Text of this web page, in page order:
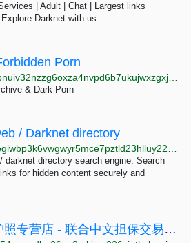
| Adult | Chat | Largest links
Darknet with us.
Porn
& Dark Porn
/ Darknet directory
darknet directory search engine. Search
for hidden content securely and
欧美各国真实身份护照专营店 - 联合中文担保交易集市联合中文担保交易集市